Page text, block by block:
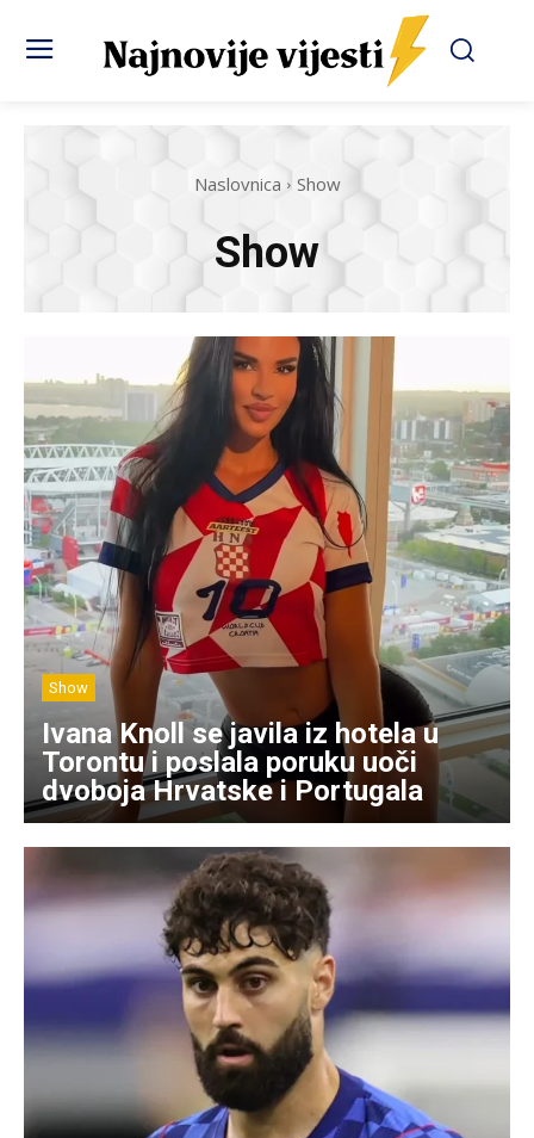
Naslovnica Show
Show
Show
Ivana Knoll se javila iz hotela u
Torontu i poslala poruku uoči
dvoboja Hrvatske i Portugala